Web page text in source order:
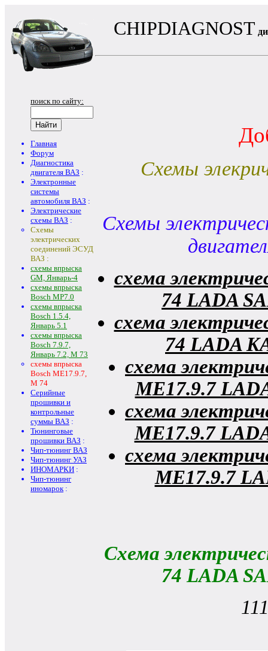
CHIPDIAGNOST
поиск по сайту:
Главная
Форум
Диагностика
двигателя ВАЗ :
Электронные
системы
автомобиля ВАЗ :
Электрические
схемы ВАЗ :
Схемы
электрических
соединений ЭСУД
ВАЗ :
схемы впрыска
GM, Январь-4
схемы впрыска
Bosch MP7.0
схемы впрыска
Bosch 1.5.4,
Январь 5.1
схемы впрыска
Bosch 7.9.7,
Январь 7.2, М 73
схемы впрыска
Bosch ME17.9.7,
М 74
Серийные
прошивки и
контрольные
суммы ВАЗ :
Тюнинговые
прошивки ВАЗ :
Чип-тюнинг ВАЗ
Чип-тюнинг УАЗ
ИНОМАРКИ :
Чип-тюнинг
иномарок:
Схемы
Схемы
схема
74 LADA
схема
74 LADA
схема
МE17.9.7
схема
МE17.9.7
схема
МE17.9.7
Схема
74 LADA